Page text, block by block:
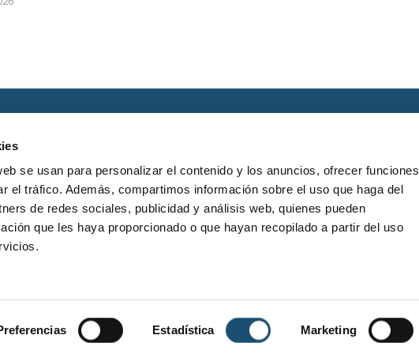
se usan para personalizar el contenido y los anuncios, ofrecer funciones
el tráfico. Además, compartimos información sobre el uso que haga del
de redes sociales, publicidad y análisis web, quienes pueden
que les haya proporcionado o que hayan recopilado a partir del uso
Estadística Marketing
UB/BZ 2020 cofinanciadas
operativo Fondo Europeo
POLÍTICA DE PRIVACIDAD AVISO LEGAL